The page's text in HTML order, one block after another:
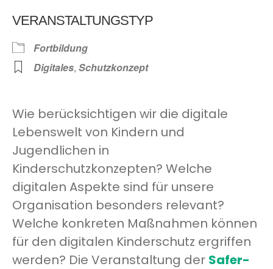
VERANSTALTUNGSTYP
Fortbildung
Digitales, Schutzkonzept
Wie berücksichtigen wir die digitale
Lebenswelt von Kindern und
Jugendlichen in
Kinderschutzkonzepten? Welche
digitalen Aspekte sind für unsere
Organisation besonders relevant?
Welche konkreten Maßnahmen können
für den digitalen Kinderschutz ergriffen
werden? Die Veranstaltung der Safer-